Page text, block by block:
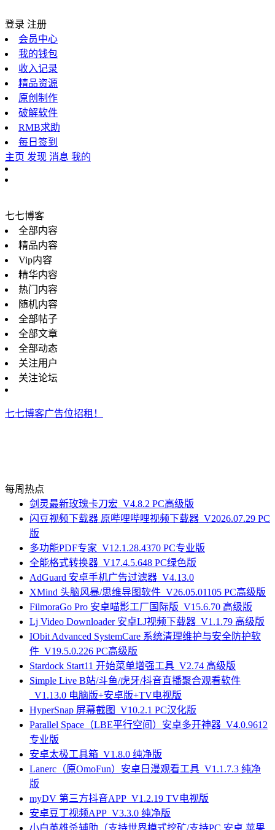
登录 注册
会员中心
我的钱包
收入记录
精品资源
原创制作
破解软件
RMB求助
每日签到
主页 发现 消息 我的
七七博客
全部内容
精品内容
Vip内容
精华内容
热门内容
随机内容
全部帖子
全部文章
全部动态
关注用户
关注论坛
七七博客广告位招租！
每周热点
剑灵最新玫瑰卡刀宏_V4.8.2 PC高级版
闪豆视频下载器 原哔哩哔哩视频下载器_V2026.07.29 PC
版
多功能PDF专家_V12.1.28.4370 PC专业版
全能格式转换器_V17.4.5.648 PC绿色版
AdGuard 安卓手机广告过滤器_V4.13.0
XMind 头脑风暴/思维导图软件_V26.05.01105 PC高级版
FilmoraGo Pro 安卓喵影工厂国际版_V15.6.70 高级版
Lj Video Downloader 安卓LJ视频下载器_V1.1.79 高级版
IObit Advanced SystemCare 系统清理维护与安全防护软
件_V19.5.0.226 PC高级版
Stardock Start11 开始菜单增强工具_V2.74 高级版
Simple Live B站/斗鱼/虎牙/抖音直播聚合观看软件
_V1.13.0 电脑版+安卓版+TV电视版
HyperSnap 屏幕截图_V10.2.1 PC汉化版
Parallel Space（LBE平行空间）安卓多开神器_V4.0.9612
专业版
安卓太极工具箱_V1.8.0 纯净版
Lanerc（原OmoFun）安卓日漫观看工具_V1.1.7.3 纯净
版
myDV 第三方抖音APP_V1.2.19 TV电视版
安卓豆丁视频APP_V3.3.0 纯净版
小白英雄杀辅助（支持世界模式挖矿/支持PC,安卓,苹果